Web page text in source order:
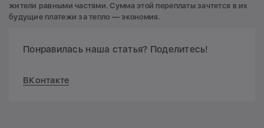
жители равными частями. Сумма этой переплаты зачтется в их
будущие платежи за тепло — экономия.
Понравилась наша статья? Поделитесь!
ВКонтакте